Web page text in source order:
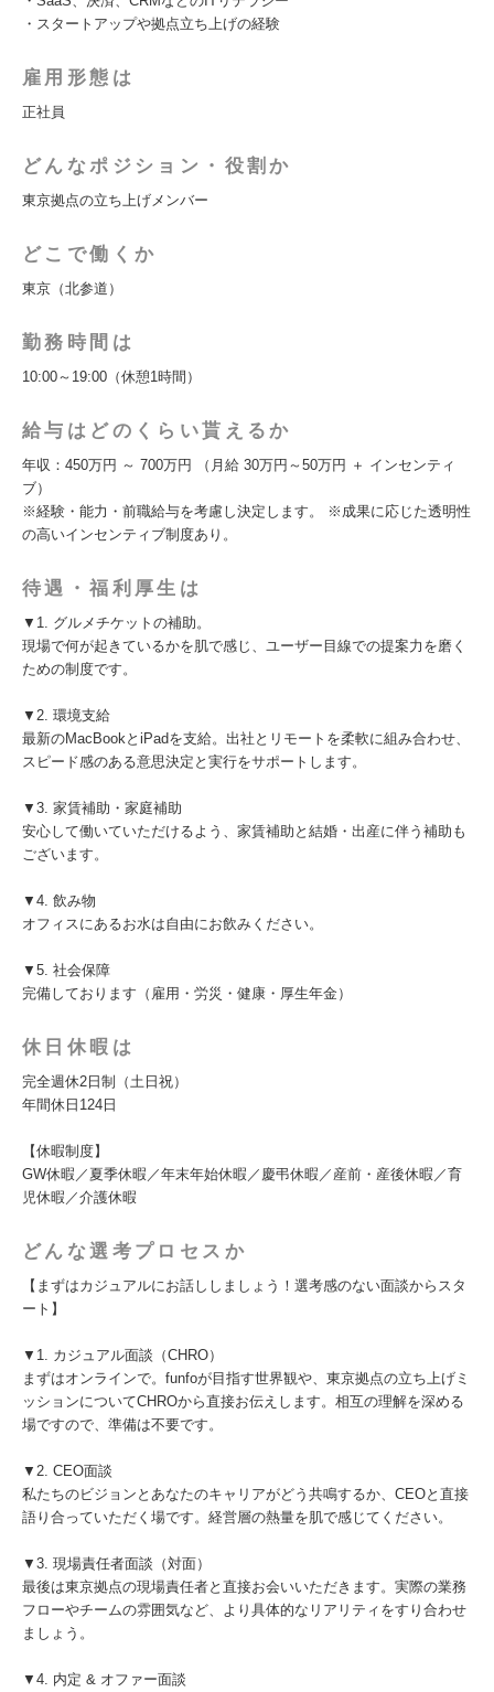
・スタートアップや拠点立ち上げの経験
雇用形態は
正社員
どんなポジション・役割か
東京拠点の立ち上げメンバー
どこで働くか
東京（北参道）
勤務時間は
10:00～19:00（休憩1時間）
給与はどのくらい貰えるか
年収：450万円 ～ 700万円 （月給 30万円～50万円 ＋ インセンティ
ブ）
※経験・能力・前職給与を考慮し決定します。 ※成果に応じた透明性
の高いインセンティブ制度あり。
待遇・福利厚生は
▼1. グルメチケットの補助。
現場で何が起きているかを肌で感じ、ユーザー目線での提案力を磨く
ための制度です。
▼2. 環境支給
最新のMacBookとiPadを支給。出社とリモートを柔軟に組み合わせ、
スピード感のある意思決定と実行をサポートします。
▼3. 家賃補助・家庭補助
安心して働いていただけるよう、家賃補助と結婚・出産に伴う補助も
ございます。
▼4. 飲み物
オフィスにあるお水は自由にお飲みください。
▼5. 社会保障
完備しております（雇用・労災・健康・厚生年金）
休日休暇は
完全週休2日制（土日祝）
年間休日124日
【休暇制度】
GW休暇／夏季休暇／年末年始休暇／慶弔休暇／産前・産後休暇／育
児休暇／介護休暇
どんな選考プロセスか
【まずはカジュアルにお話ししましょう！選考感のない面談からスタ
ート】
▼1. カジュアル面談（CHRO）
まずはオンラインで。funfoが目指す世界観や、東京拠点の立ち上げミ
ッションについてCHROから直接お伝えします。相互の理解を深める
場ですので、準備は不要です。
▼2. CEO面談
私たちのビジョンとあなたのキャリアがどう共鳴するか、CEOと直接
語り合っていただく場です。経営層の熱量を肌で感じてください。
▼3. 現場責任者面談（対面）
最後は東京拠点の現場責任者と直接お会いいただきます。実際の業務
フローやチームの雰囲気など、より具体的なリアリティをすり合わせ
ましょう。
▼4. 内定 & オファー面談